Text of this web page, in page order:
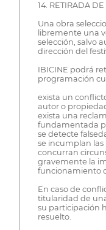
14. RETIRADA
Una obra
libremente una
selección, salvo
dirección del
IBICINE podrá
programación
exista un
autor o
exista una
fundamentada
se detecte
se incumplan las
concurran
gravemente la
funcionamiento
En caso de
titularidad de
su participación
resuelto.